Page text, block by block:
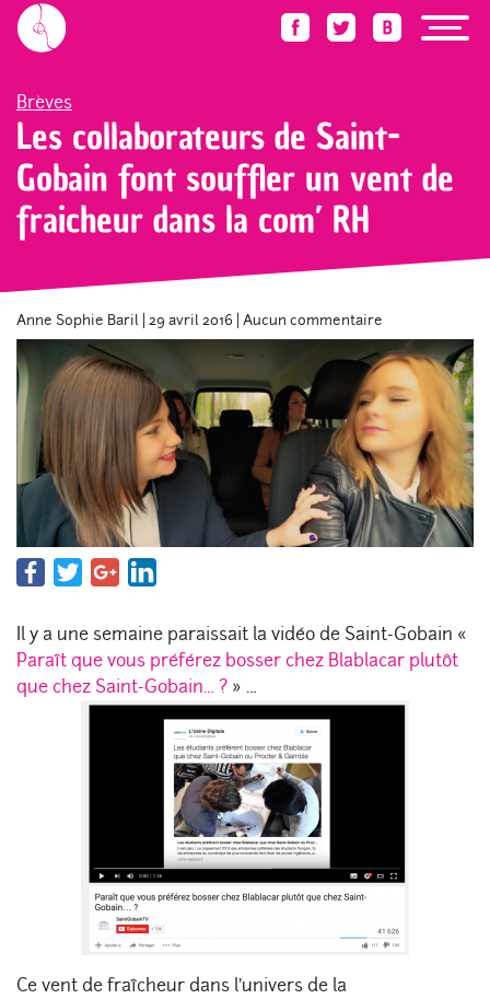
Brèves
Les collaborateurs de Saint-
Gobain font souffler un vent de
fraicheur dans la com’ RH
Anne Sophie Baril 29 avril 2016 Aucun commentaire
Il y a une semaine paraissait la vidéo de Saint-Gobain «
Paraît que vous préférez bosser chez Blablacar plutôt
que chez Saint-Gobain… ? » …
Ce vent de fraîcheur dans l’univers de la